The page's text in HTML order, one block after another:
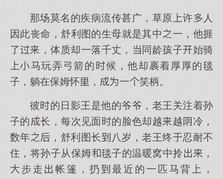
那场莫名的疾病流传甚广，草原许人
因此丧命，舒利图的生母就是其中一，他捱
了，体质却一落千丈，同龄孩子始骑
马玩弄弓箭的候，他却裹着厚厚的毯
子，躺在保姆怀，一笑柄。
彼的日影王是他的爷爷，老王关注着孙
子的长，每次见面的脸色却越越冷，
数年，舒利图长八岁，老王终忍耐不
住，将孙子从保姆毯子的温暖窝中拎，
步走帐篷，扔最近的一匹马背，